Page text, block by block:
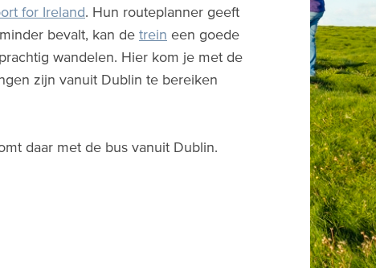
for Ireland. Hun routeplanner geeft
bevalt, kan detrein een goede
wandelen. Hier kom je met de
zijn vanuit Dublin te bereiken
daar met de bus vanuit Dublin.